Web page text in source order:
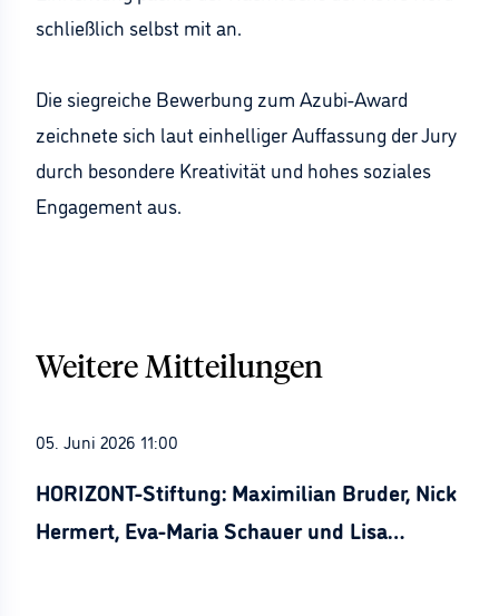
schließlich selbst mit an.
Die siegreiche Bewerbung zum Azubi-Award
zeichnete sich laut einhelliger Auffassung der Jury
durch besondere Kreativität und hohes soziales
Engagement aus.
Weitere Mitteilungen
05. Juni 2026 11:00
HORIZONT-Stiftung: Maximilian Bruder, Nick
Hermert, Eva-Maria Schauer und Lisa